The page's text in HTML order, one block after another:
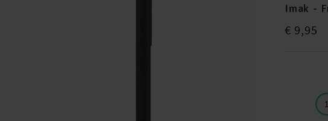
Imak -
Prijs € 9,95
€ 9,95